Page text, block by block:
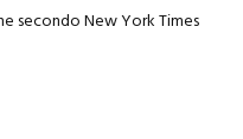
secondo New York Times